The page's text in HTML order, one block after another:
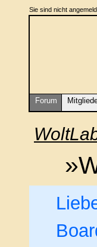
Sie sind nicht
Forum